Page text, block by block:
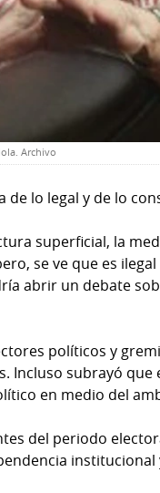
Archivo
de lo legal y de lo
superficial, la
se ve que es
abrir un debate
políticos y
Incluso subrayó que
en medio del
del periodo
institucional